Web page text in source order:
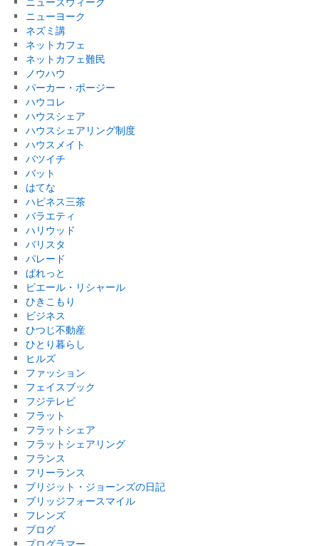
ニューヨーク
ネズミ講
ネットカフェ
ネットカフェ難民
ノウハウ
パーカー・ポージー
ハウコレ
ハウスシェア
ハウスシェアリング制度
ハウスメイト
バツイチ
バット
はてな
ハピネス三茶
バラエティ
ハリウッド
バリスタ
パレード
ぱれっと
ピエール・リシャール
ひきこもり
ビジネス
ひつじ不動産
ひとり暮らし
ヒルズ
ファッション
フェイスブック
フジテレビ
フラット
フラットシェア
フラットシェアリング
フランス
フリーランス
ブリジット・ジョーンズの日記
ブリッジフォースマイル
フレンズ
ブログ